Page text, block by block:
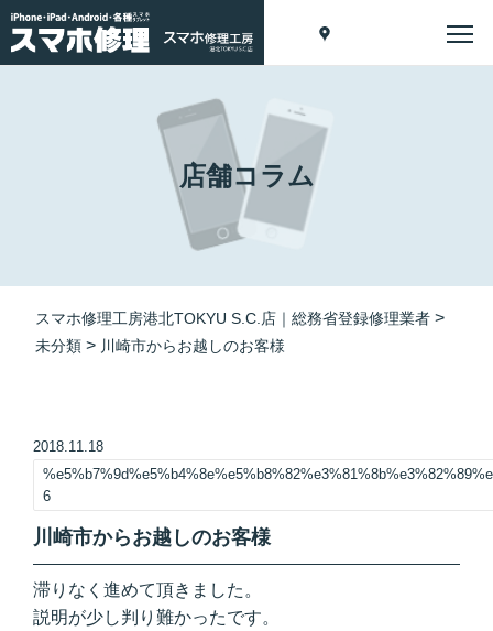
店舗コラム
スマホ修理工房港北TOKYU S.C.店｜総務省登録修理業者 >
未分類 > 川崎市からお越しのお客様
2018.11.18
6
川崎市からお越しのお客様
滞りなく進めて頂きました。
説明が少し判り難かったです。